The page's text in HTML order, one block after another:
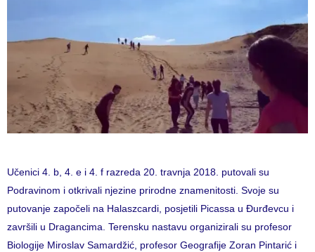
Učenici 4. b, 4. e i 4. f razreda 20. travnja 2018. putovali su
Podravinom i otkrivali njezine prirodne znamenitosti. Svoje su
putovanje započeli na Halaszcardi, posjetili Picassa u Đurđevcu i
završili u Dragancima. Terensku nastavu organizirali su profesor
Biologije Miroslav Samardžić, profesor Geografije Zoran Pintarić i